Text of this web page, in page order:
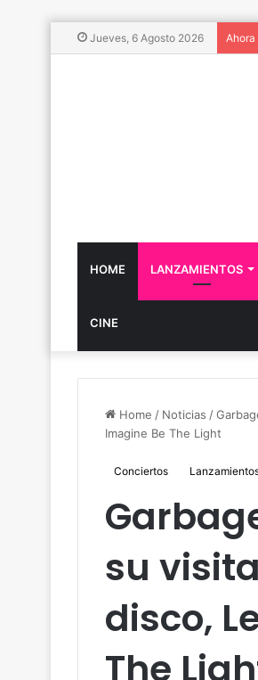
Jueves, 6 Agosto 2026 Ahora
HOME LANZAMIENTOS
CINE
Home / Noticias /
Imagine Be The Light
Conciertos
su
disco,
The